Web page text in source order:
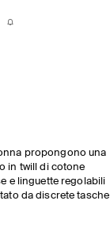
propongono una
in twill di cotone
e linguette regolabili
da discrete tasche